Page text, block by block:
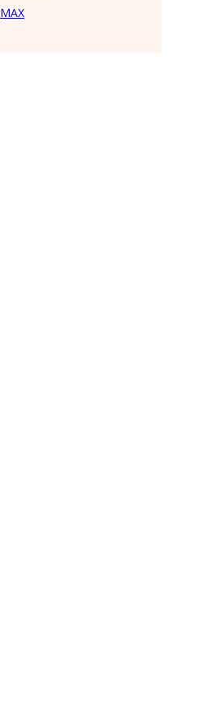
MAX